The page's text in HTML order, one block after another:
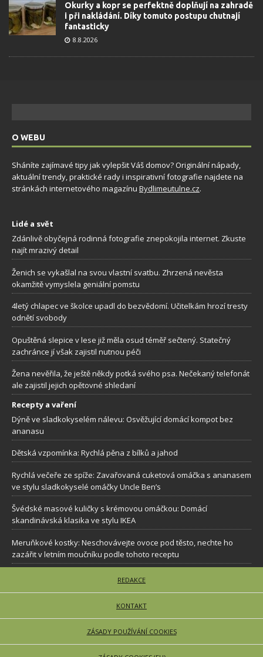
Okurky a kopr se perfektně doplňují na zahradě
i při nakládání. Díky tomuto postupu chutnají
fantasticky
8.8.2026
O WEBU
Sháníte zajímavé tipy jak vylepšit Váš domov? Originální nápady,
aktuální trendy, praktické rady i inspirativní fotografie najdete na
stránkách internetového magazínu Bydlimeutulne.cz.
Lidé a svět
Zdánlivě obyčejná rodinná fotografie znepokojila internet. Zkuste
najít mrazivý detail
Ženich se vykašlal na svou vlastní svatbu. Zhrzená nevěsta
okamžitě vymyslela geniální pomstu
4letý chlapec ve školce upadl do bezvědomí. Učitelkám hrozí tresty
odnětí svobody
Opuštěná slepice v lese již měla osud téměř sečtený. Statečný
zachránce jí však zajistil nutnou péči
Žena nevěřila, že ještě někdy potká svého psa. Nečekaný telefonát
ale zajistil jejich opětovné shledaní
Recepty a vaření
Dýně ve sladkokyselém nálevu: Osvěžující domácí kompot bez
ananasu
Dětská vzpomínka: Rychlá pěna z bílků a jahod
Rychlá večeře ze spíže: Zavařovaná cuketová omáčka s ananasem
ve stylu sladkokyselé omáčky Uncle Ben’s
Švédské masové kuličky s krémovou omáčkou: Domácí
skandinávská klasika ve stylu IKEA
Meruňkové kostky: Neschovávejte ovoce pod těsto, nechte ho
zazářit v letním moučníku podle tohoto receptu
REDAKCE
KONTAKT
ZÁSADY POUŽÍVÁNÍ COOKIES